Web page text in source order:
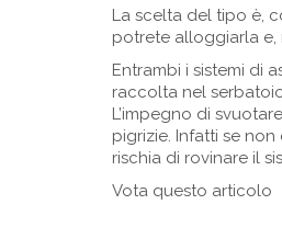
La scelta del tipo è,
potrete alloggiarla e,
Entrambi i sistemi di
raccolta nel
L’impegno di
pigrizie. Infatti se
rischia di rovinare il
Vota questo articolo